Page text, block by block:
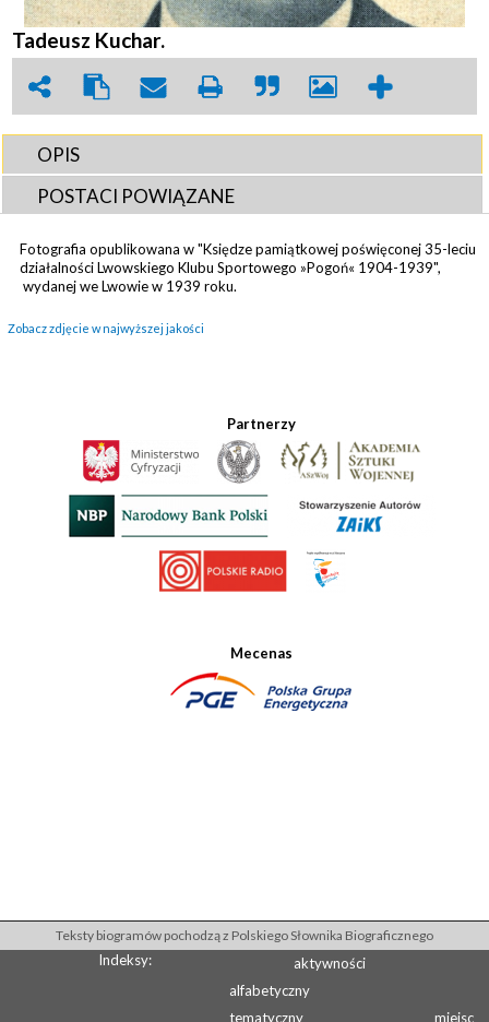
Tadeusz Kuchar.
OPIS
POSTACI POWIĄZANE
Fotografia opublikowana w "Księdze pamiątkowej poświęconej 35-leciu
działalności Lwowskiego Klubu Sportowego »Pogoń« 1904-1939",
wydanej we Lwowie w 1939 roku.
Zobacz zdjęcie w najwyższej jakości
Partnerzy
Mecenas
Teksty biogramów pochodzą z Polskiego Słownika Biograficznego
Indeksy:
aktywności
alfabetyczny
tematyczny
miejsc